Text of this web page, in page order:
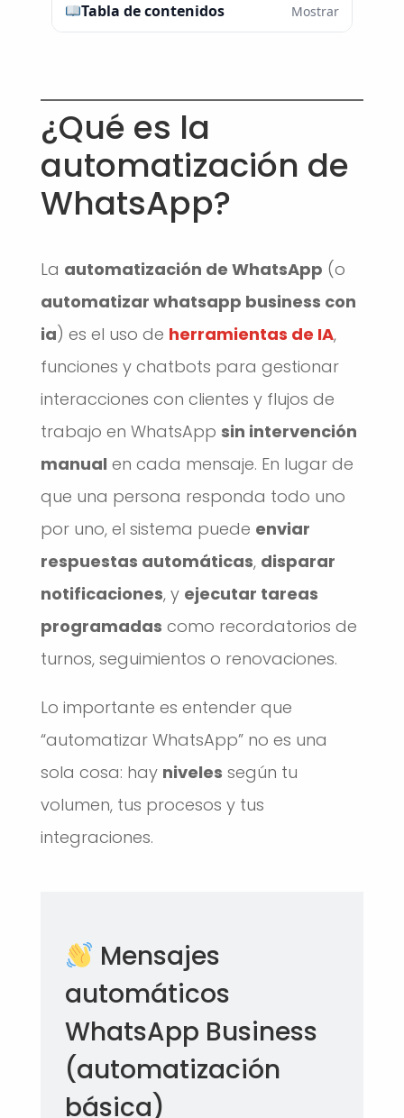
Tabla de contenidos Mostrar
¿Qué es la
automatización de
WhatsApp?
La automatización de WhatsApp (o
automatizar whatsapp business con
ia) es el uso de herramientas de IA,
funciones y chatbots para gestionar
interacciones con clientes y flujos de
trabajo en WhatsApp sin intervención
manual en cada mensaje. En lugar de
que una persona responda todo uno
por uno, el sistema puede enviar
respuestas automáticas, disparar
notificaciones, y ejecutar tareas
programadas como recordatorios de
turnos, seguimientos o renovaciones.
Lo importante es entender que
“automatizar WhatsApp” no es una
sola cosa: hay niveles según tu
volumen, tus procesos y tus
integraciones.
Mensajes
automáticos
WhatsApp Business
(automatización
básica)